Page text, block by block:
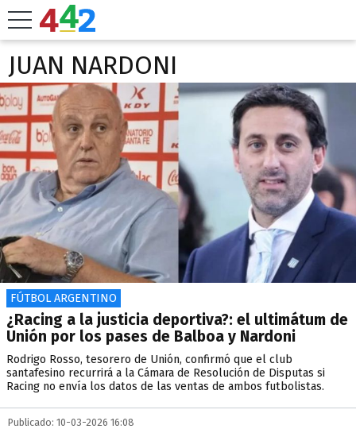
JUAN NARDONI
FÚTBOL ARGENTINO
¿Racing a la justicia deportiva?: el ultimátum de
Unión por los pases de Balboa y Nardoni
Rodrigo Rosso, tesorero de Unión, confirmó que el club
santafesino recurrirá a la Cámara de Resolución de Disputas si
Racing no envía los datos de las ventas de ambos futbolistas.
Publicado: 10-03-2026 16:08